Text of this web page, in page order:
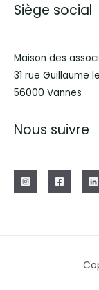
Siège social
Maison des
31 rue Guillaume
56000 Vannes
Nous suivre